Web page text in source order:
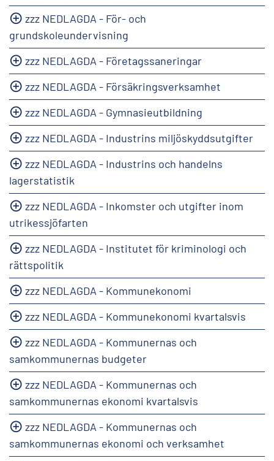
zzz NEDLAGDA - För- och
grundskoleundervisning
zzz NEDLAGDA - Företagssaneringar
zzz NEDLAGDA - Försäkringsverksamhet
zzz NEDLAGDA - Gymnasieutbildning
zzz NEDLAGDA - Industrins miljöskyddsutgifter
zzz NEDLAGDA - Industrins och handelns
lagerstatistik
zzz NEDLAGDA - Inkomster och utgifter inom
utrikessjöfarten
zzz NEDLAGDA - Institutet för kriminologi och
rättspolitik
zzz NEDLAGDA - Kommunekonomi
zzz NEDLAGDA - Kommunekonomi kvartalsvis
zzz NEDLAGDA - Kommunernas och
samkommunernas budgeter
zzz NEDLAGDA - Kommunernas och
samkommunernas ekonomi kvartalsvis
zzz NEDLAGDA - Kommunernas och
samkommunernas ekonomi och verksamhet